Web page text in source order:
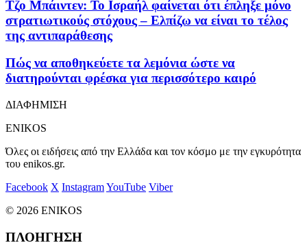
Τζο Μπάιντεν: Το Ισραήλ φαίνεται ότι έπληξε μόνο
στρατιωτικούς στόχους – Ελπίζω να είναι το τέλος
της αντιπαράθεσης
Πώς να αποθηκεύετε τα λεμόνια ώστε να
διατηρούνται φρέσκα για περισσότερο καιρό
ΔΙΑΦΗΜΙΣΗ
ENIKOS
Όλες οι ειδήσεις από την Ελλάδα και τον κόσμο με την εγκυρότητα
του enikos.gr.
Facebook X InstagramYouTube Viber
© 2026 ENIKOS
ΠΛΟΗΓΗΣΗ